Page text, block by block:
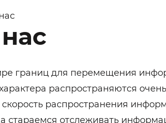
границ для перемещения
распространяются
скорость распространения
стараемся отслеживать